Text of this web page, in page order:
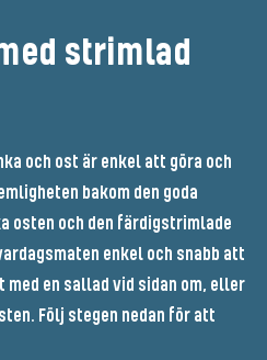
strimlad
och ost är enkel att göra och
bakom den goda
osten och den färdigstrimlade
enkel och snabb att
en sallad vid sidan om, eller
Följ stegen nedan för att